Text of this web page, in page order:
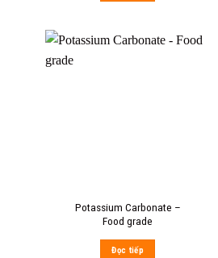
Potassium Carbonate –
Food grade
Đọc tiếp